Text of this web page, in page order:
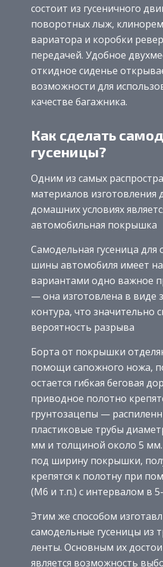
состоит из гусеничного
поворотных лыж,
вариатора и коробки
передачей. Удобное
откидное сиденье
возможности для
качестве багажника.
Как сделать
гусеницы?
Одним из самых
материалов изготовления
домашних условиях
автомобильная покрышка
Самодельная гусеница для
шины автомобиля имеет
вариантами одно важное
— она изготовлена в виде
контура, что значительно
вероятность разрыва
Борта от покрышки
помощи сапожного ножа,
остается гибкая беговая
приводное полотно
грунтозацепы —
пластиковые трубы
мм и толщиной около 5
под ширину покрышки,
крепятся к полотну при
(М6 и т.п.) с интервалом в
Этим же способом
самодельные гусеницы из
ленты. Основным их
является возможность